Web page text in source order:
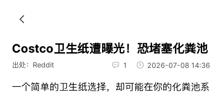
Costco卫生纸遭曝光！恐堵塞化粪池
出处：Reddit 1 2026-07-08 14:36
一个简单的卫生纸选择，却可能在你的化粪池系